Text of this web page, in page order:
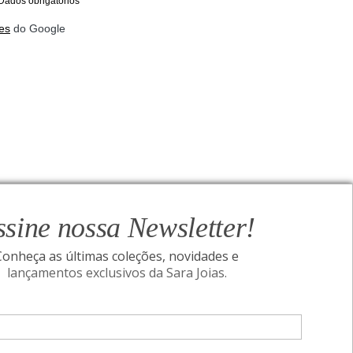
nossa Newsletter!
as últimas coleções, novidades e
lançamentos exclusivos da Sara Joias.
do Google
Assine nossa Newsletter!
Conheça as últimas coleções, novidades e
SIGA-NOS